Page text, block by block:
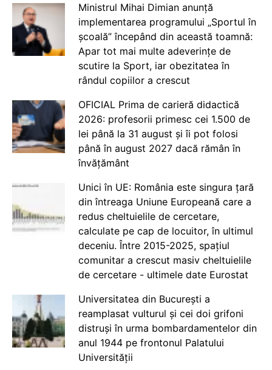
Ministrul Mihai Dimian anunță
implementarea programului „Sportul în
școală” începând din această toamnă:
Apar tot mai multe adeverințe de
scutire la Sport, iar obezitatea în
rândul copiilor a crescut
OFICIAL Prima de carieră didactică
2026: profesorii primesc cei 1.500 de
lei până la 31 august și îi pot folosi
până în august 2027 dacă rămân în
învățământ
Unici în UE: România este singura țară
din întreaga Uniune Europeană care a
redus cheltuielile de cercetare,
calculate pe cap de locuitor, în ultimul
deceniu. Între 2015-2025, spațiul
comunitar a crescut masiv cheltuielile
de cercetare - ultimele date Eurostat
Universitatea din București a
reamplasat vulturul și cei doi grifoni
distruși în urma bombardamentelor din
anul 1944 pe frontonul Palatului
Universității